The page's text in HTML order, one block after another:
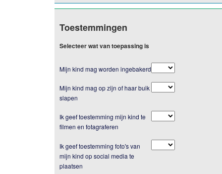
Toestemmingen
Selecteer wat van toepassing is
Mijn kind mag worden ingebakerd
Mijn kind mag op zijn of haar buik
slapen
Ik geef toestemming mijn kind te
filmen en fotagraferen
Ik geef toestemming foto's van
mijn kind op social media te
plaatsen